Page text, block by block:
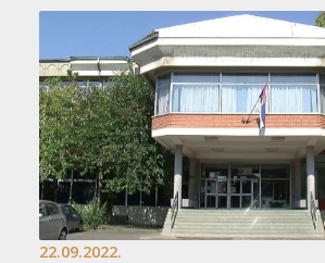
22.09.2022.